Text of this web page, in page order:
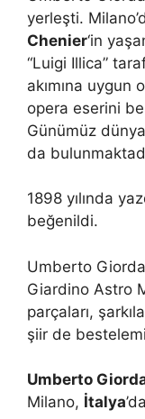
yerleşti.
Chenier‘in
“Luigi Illica”
akımına uygun
opera eserini
Günümüz
da
1898 yılında
beğenildi.
Umberto
Giardino Astro
parçaları,
şiir de
Umberto
Milano, İtalya